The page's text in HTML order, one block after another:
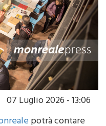
07 Luglio 2026 - 13:06